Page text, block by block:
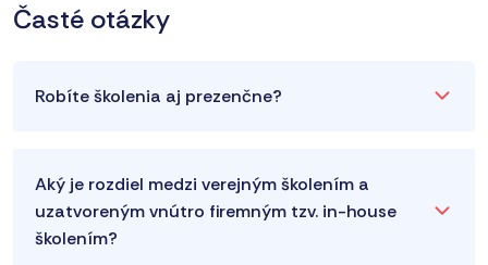
Časté otázky
Robíte školenia aj prezenčne?
Aký je rozdiel medzi verejným školením a
uzatvoreným vnútro firemným tzv. in-house
školením?